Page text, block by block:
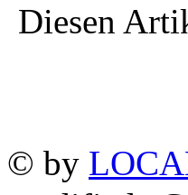
Diesen
© by